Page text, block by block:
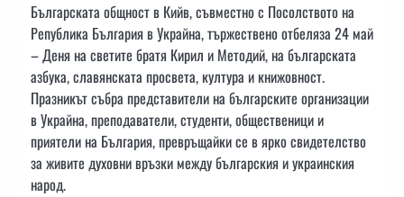
Българската общност в Кийв, съвместно с Посолството на
Република България в Украйна, тържествено отбеляза 24 май
– Деня на светите братя Кирил и Методий, на българската
азбука, славянската просвета, култура и книжовност.
Празникът събра представители на българските организации
в Украйна, преподаватели, студенти, общественици и
приятели на България, превръщайки се в ярко свидетелство
за живите духовни връзки между българския и украинския
народ.